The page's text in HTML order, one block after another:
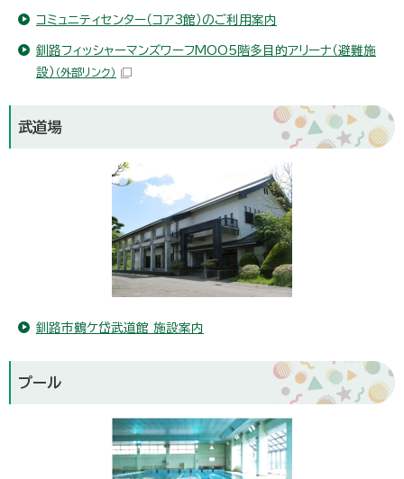
コミュニティセンター（コア3館）のご利用案内
釧路フィッシャーマンズワーフMOO5階多目的アリーナ（避難施
設） （外部リンク）
武道場
釧路市鶴ケ岱武道館 施設案内
プール